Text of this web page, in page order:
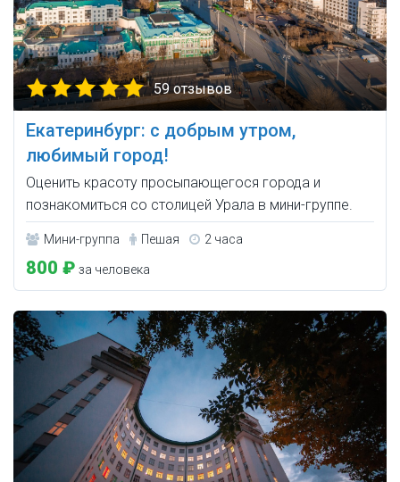
59 отзывов
Екатеринбург: с добрым утром,
любимый город!
Оценить красоту просыпающегося города и
познакомиться со столицей Урала в мини-группе.
Мини-группа Пешая 2 часа
800 ₽ за человека